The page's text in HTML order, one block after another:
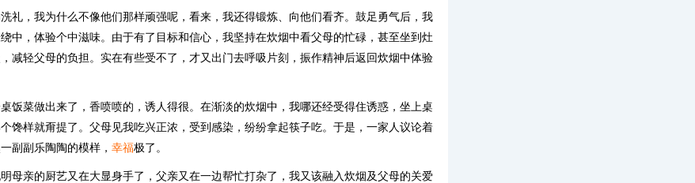
礼，我为什么不像他们那样顽强呢，看来，我还得锻炼、向他们看齐。鼓足勇气后，我
中，体验个中滋味。由于有了目标和信心，我坚持在炊烟中看父母的忙碌，甚至坐到灶
减轻父母的负担。实在有些受不了，才又出门去呼吸片刻，振作精神后返回炊烟中体验
饭菜做出来了，香喷喷的，诱人得很。在渐淡的炊烟中，我哪还经受得住诱惑，坐上桌
馋样就甭提了。父母见我吃兴正浓，受到感染，纷纷拿起筷子吃。于是，一家人议论着
副副乐陶陶的模样， 幸福极了。
母亲的厨艺又在大显身手了，父亲又在一边帮忙打杂了，我又该融入炊烟及父母的关爱